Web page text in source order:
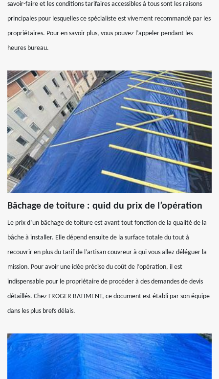
savoir-faire et les conditions tarifaires accessibles à tous sont les raisons
principales pour lesquelles ce spécialiste est vivement recommandé par les
propriétaires. Pour en savoir plus, vous pouvez l’appeler pendant les
heures bureau.
Bâchage de toiture : quid du prix de l’opération
Le prix d’un bâchage de toiture est avant tout fonction de la qualité de la
bâche à installer. Elle dépend ensuite de la surface totale du tout à
recouvrir en plus du tarif de l’artisan couvreur à qui vous allez déléguer la
mission. Pour avoir une idée précise du coût de l’opération, il est
indispensable pour le propriétaire de procéder à des demandes de devis
détaillés. Chez FROGER BATIMENT, ce document est établi par son équipe
dans les plus brefs délais.